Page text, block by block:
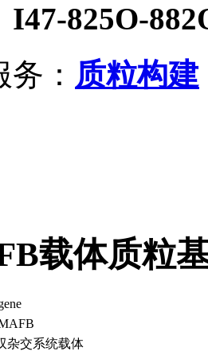
I47-825O-
： 质粒构建
载体质粒
杂交系统载体